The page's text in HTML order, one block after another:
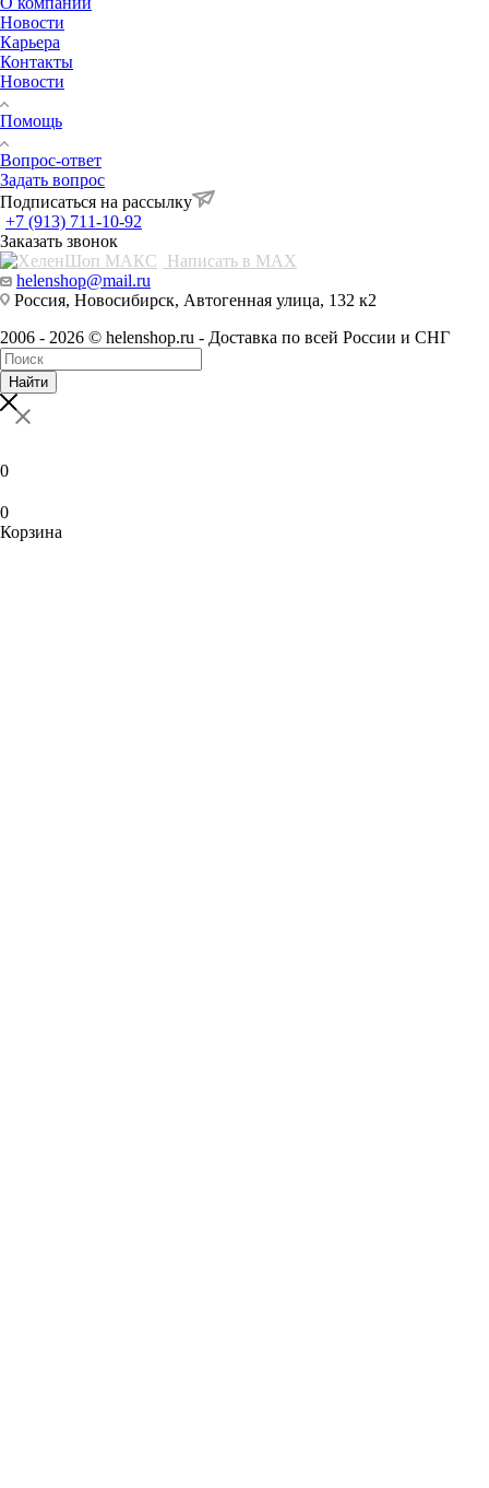
Новости
Карьера
Контакты
Новости
Помощь
Вопрос-ответ
Задать вопрос
Подписаться на рассылку
+7 (913) 711-10-92
Заказать звонок
Написать в MAX
helenshop@mail.ru
Россия, Новосибирск, Автогенная улица, 132 к2
2006 - 2026 © helenshop.ru - Доставка по всей России и СНГ
Найти
0
0
Корзина